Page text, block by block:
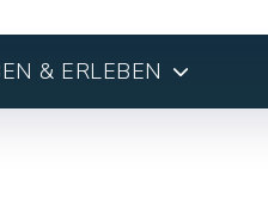
& ERLEBEN